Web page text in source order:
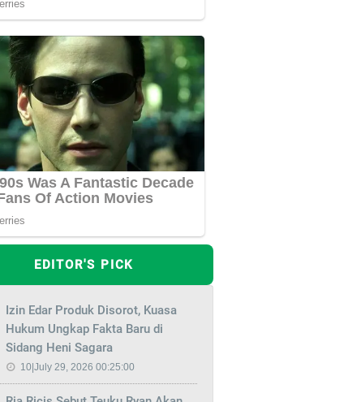
EDITOR'S PICK
Izin Edar Produk Disorot, Kuasa
Hukum Ungkap Fakta Baru di
Sidang Heni Sagara
10|July 29, 2026 00:25:00